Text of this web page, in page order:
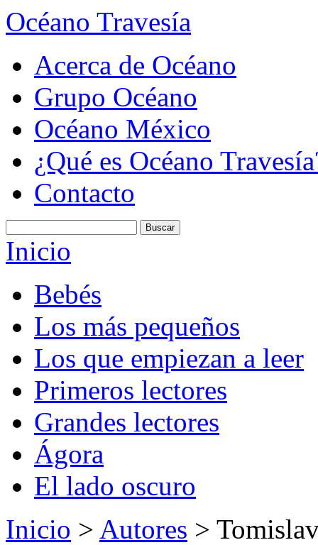
Océano Travesía
Acerca de Océano
Grupo Océano
Océano México
¿Qué es Océano
Contacto
Inicio
Bebés
Los más pequeños
Los que empiezan a leer
Primeros lectores
Grandes lectores
Ágora
El lado oscuro
Inicio > Autores >